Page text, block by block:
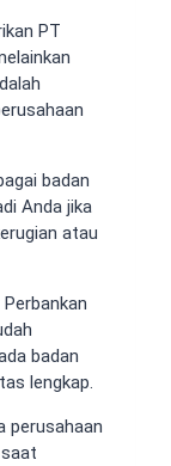
PT
badan
Anda jika
atau
Perbankan
badan
lengkap.
perusahaan